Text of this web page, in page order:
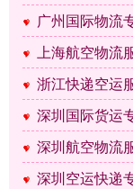
广州国际物流
上海航空物流
浙江快递空运
深圳国际货运
深圳航空物流
深圳空运快递